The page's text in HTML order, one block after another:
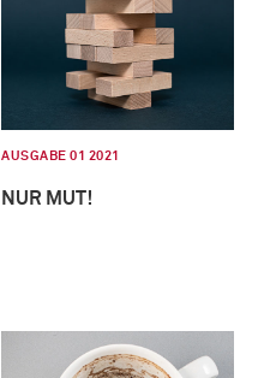
AUSGABE 01 2021
NUR MUT!